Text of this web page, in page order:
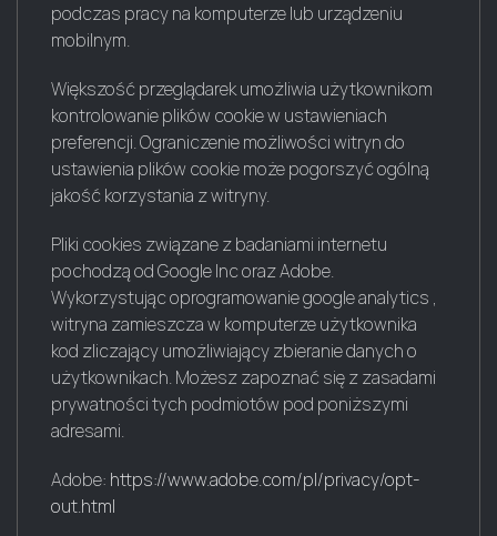
podczas pracy na komputerze lub urządzeniu
mobilnym.
Większość przeglądarek umożliwia użytkownikom
kontrolowanie plików cookie w ustawieniach
preferencji. Ograniczenie możliwości witryn do
ustawienia plików cookie może pogorszyć ogólną
jakość korzystania z witryny.
Pliki cookies związane z badaniami internetu
pochodzą od Google Inc oraz Adobe.
Wykorzystując oprogramowanie google analytics ,
witryna zamieszcza w komputerze użytkownika
kod zliczający umożliwiający zbieranie danych o
użytkownikach. Możesz zapoznać się z zasadami
prywatności tych podmiotów pod poniższymi
adresami.
Adobe: https://www.adobe.com/pl/privacy/opt-
out.html